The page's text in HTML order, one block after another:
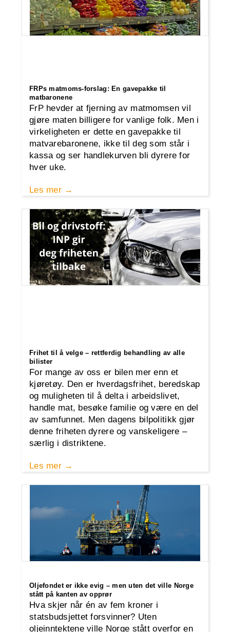
FRPs matmoms-forslag: En gavepakke til
matbaronene
FrP hevder at fjerning av matmomsen vil
gjøre maten billigere for vanlige folk. Men i
virkeligheten er dette en gavepakke til
matvarebaronene, ikke til deg som står i
kassa og ser handlekurven bli dyrere for
hver uke.
Les mer
Frihet til å velge – rettferdig behandling av alle
bilister
For mange av oss er bilen mer enn et
kjøretøy. Den er hverdagsfrihet, beredskap
og muligheten til å delta i arbeidslivet,
handle mat, besøke familie og være en del
av samfunnet. Men dagens bilpolitikk gjør
denne friheten dyrere og vanskeligere –
særlig i distriktene.
Les mer
Oljefondet er ikke evig – men uten det ville Norge
stått på kanten av opprør
Hva skjer når én av fem kroner i
statsbudsjettet forsvinner? Uten
oljeinntektene ville Norge stått overfor en